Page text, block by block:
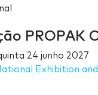
PROPAK
24 junho 2027
Exhibition